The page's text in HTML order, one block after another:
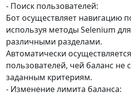
- Поиск пользователей:
Бот осуществляет навигацию
используя методы Selenium
различными разделами.
Автоматически
пользователей, чей баланс не
заданным критериям.
- Изменение лимита баланса: